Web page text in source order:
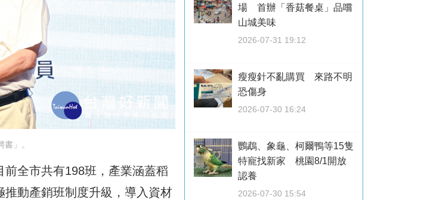
」。
全市共有198班，產業涵蓋稻
動產銷班制度升級，導入資材
場 首辦「香菇餐桌」品嚐
山城美味
2026-07-31 19:12
瘦瘦針不亂購買 來路不明
恐傷身
2026-07-30 16:24
鸚鵡、象龜、柯爾鴨等15隻
特寵找新家 桃園8/1開放
認養
2026-07-30 15:54